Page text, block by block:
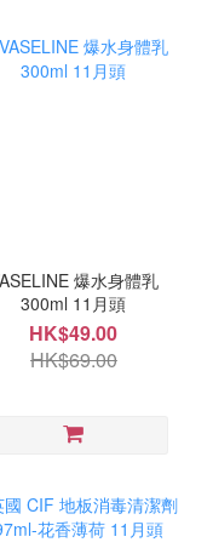
爆水身體乳
300ml 11月頭
HK$49.00
HK$69.00